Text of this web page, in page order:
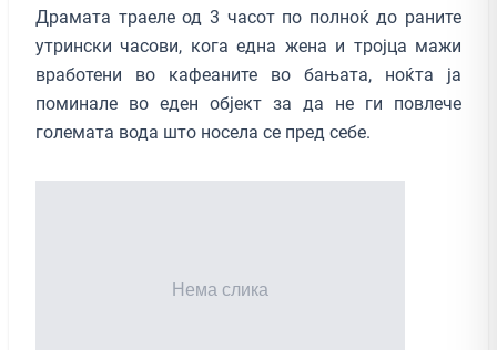
Драмата траеле од 3 часот по полноќ до раните
утрински часови, кога една жена и тројца мажи
вработени во кафеаните во бањата, ноќта ја
поминале во еден објект за да не ги повлече
големата вода што носела се пред себе.